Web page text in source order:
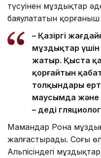
түсуінен мұздықтар
баяулататын
– Қазіргі
мұздықтар
жатыр. Қыста
қорғайтын
толқындары
маусымда және
– деді
Мамандар Рона
жалғастырады. Соңғы
Альпісіндегі